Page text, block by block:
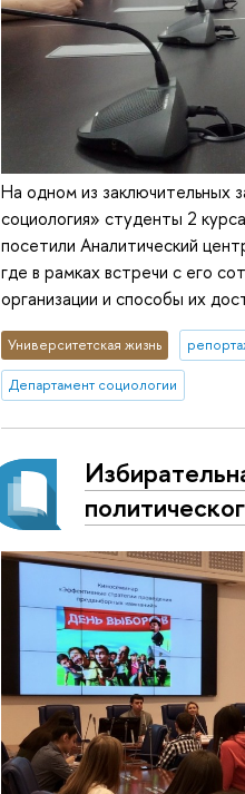
На одном из заключительных
социология» студенты 2
посетили Аналитический
где в рамках встречи с его
организации и способы их
Университетская жизнь
Департамент социологии